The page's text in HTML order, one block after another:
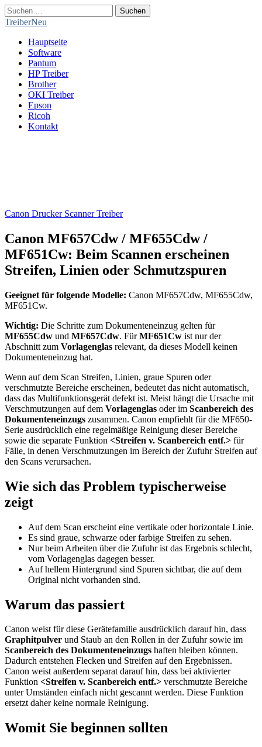
Suchen
nach:
TreiberNeu
Main
menu
Skip
content
Hauptseite
Software
Pantum
HP Treiber
Brother
OKI Treiber
Epson
Ricoh
Kontakt
Canon Drucker Scanner Treiber
Canon MF657Cdw / MF655Cdw /
MF651Cw: Beim Scannen erscheinen
Streifen, Linien oder Schmutzspuren
Geeignet für folgende Modelle: Canon MF657Cdw, MF655Cdw,
MF651Cw.
Wichtig: Die Schritte zum Dokumenteneinzug gelten für
MF655Cdw und MF657Cdw. FürMF651Cw ist nur der
Abschnitt zum Vorlagenglas relevant, da dieses Modell keinen
Dokumenteneinzug hat.
Wenn auf dem Scan Streifen, Linien, graue Spuren oder
verschmutzte Bereiche erscheinen, bedeutet das nicht automatisch,
dass das Multifunktionsgerät defekt ist. Meist hängt die Ursache mit
Verschmutzungen auf dem Vorlagenglas oder im Scanbereich des
Dokumenteneinzugs zusammen. Canon empfiehlt für die MF650-
Serie ausdrücklich eine regelmäßige Reinigung dieser Bereiche
sowie die separate Funktion <Streifen v. Scanbereich entf.> für
Fälle, in denen Verschmutzungen im Bereich der Zufuhr Streifen auf
den Scans verursachen.
Wie sich das Problem typischerweise
zeigt
Auf dem Scan erscheint eine vertikale oder horizontale Linie.
Es sind graue, schwarze oder farbige Streifen zu sehen.
Nur beim Arbeiten über die Zufuhr ist das Ergebnis schlecht,
vom Vorlagenglas dagegen besser.
Auf hellem Hintergrund sind Spuren sichtbar, die auf dem
Original nicht vorhanden sind.
Warum das passiert
Canon weist für diese Gerätefamilie ausdrücklich darauf hin, dass
Graphitpulver und Staub an den Rollen in der Zufuhr sowie im
Scanbereich des Dokumenteneinzugs haften bleiben können.
Dadurch entstehen Flecken und Streifen auf den Ergebnissen.
Canon weist außerdem separat darauf hin, dass bei aktivierter
Funktion <Streifen v. Scanbereich entf.> verschmutzte Bereiche
unter Umständen einfach nicht gescannt werden. Diese Funktion
ersetzt daher keine normale Reinigung.
Womit Sie beginnen sollten